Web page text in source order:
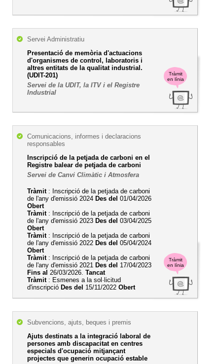
Tràmit
en línia
Servei Administratiu
Presentació de memòria d'actuacions
d'organismes de control, laboratoris i
altres entitats de la qualitat industrial.
(UDIT-201)
Servei de la UDIT, la ITV i el Registre
Industrial
Tràmit
en línia
Comunicacions, informes i declaracions
responsables
Inscripció de la petjada de carboni en el
Registre balear de petjada de carboni
Servei de Canvi Climàtic i Atmosfera
Tràmit: Inscripció de la petjada de carboni
de l'any d'emissió 2024 Des del 01/04/2026
Obert
Tràmit: Inscripció de la petjada de carboni
de l'any d'emissió 2023 Des del 03/04/2025
Obert
Tràmit: Inscripció de la petjada de carboni
de l'any d'emissió 2022 Des del 05/04/2024
Obert
Tràmit: Inscripció de la petjada de carboni
de l'any d'emissió 2021 Des del 17/04/2023
Fins al 26/03/2026. Tancat
Tràmit: Esmenes a la sol·licitud
d'inscripció Des del 15/11/2022 Obert
Subvencions, ajuts, beques i premis
Ajuts destinats a la integració laboral de
persones amb discapacitat en centres
especials d'ocupació mitjançant
projectes que generin ocupació estable